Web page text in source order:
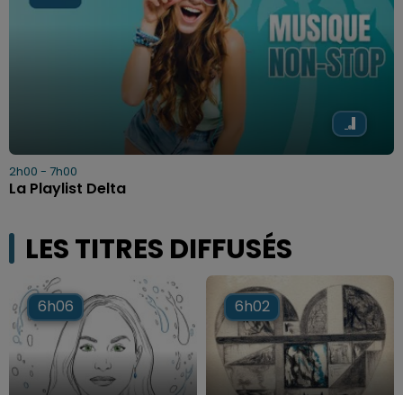
2h00 - 7h00
La Playlist Delta
LES TITRES DIFFUSÉS
6h06
6h06 6h02
6h02